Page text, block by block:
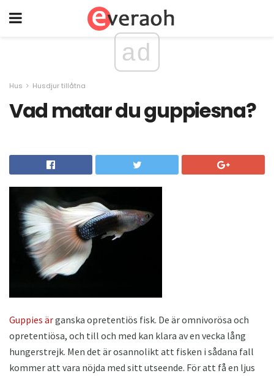
ad
Hus Husdjur tillåtna
Vad matar du guppiesna?
Guppies ärganska opretentiös fisk. De är omnivorösa och
opretentiösa, och till och med kan klara av en vecka lång
hungerstrejk. Men det är osannolikt att fisken i sådana fall
kommer att vara nöjda med sitt utseende. För att få en ljus